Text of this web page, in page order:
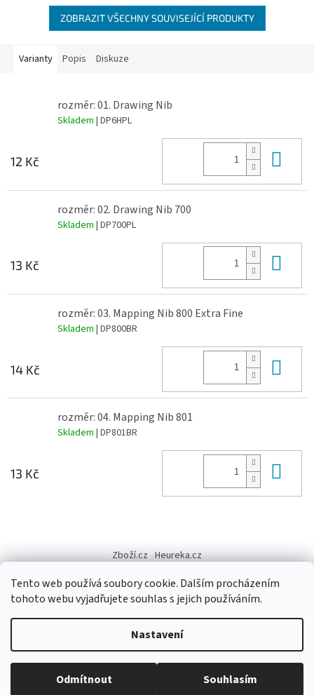
Tento web používá soubory cookie. Dalším procházením
tohoto webu vyjadřujete souhlas s jejich používáním.
Nastavení
Odmítnout Souhlasím
ZOBRAZIT VŠECHNY SOUVISEJÍCÍ PRODUKTY
Varianty Popis Diskuze
rozměr: 01. Drawing Nib
Skladem | DP6HPL
12 Kč
rozměr: 02. Drawing Nib 700
Skladem | DP700PL
13 Kč
rozměr: 03. Mapping Nib 800 Extra Fine
Skladem | DP800BR
14 Kč
rozměr: 04. Mapping Nib 801
Skladem | DP801BR
13 Kč
p
Zboží.cz Heureka.cz
Copyright 2026Výtvarné potřeby - hedvábí.cz. Všechna práva
vyhrazena.
Upravit nastavení cookies